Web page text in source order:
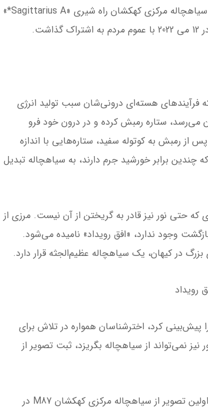
تلسکوپ «افق رویداد» موفق به ثبت اولین تصویر سیاهچاله مرکزی کهکشان راه شیری «Sagittarius A*»
فرآیندهای هسته‌ای درونی‌شان سبب تولید انرژی
ستاره رمبش کرده و در درون خود فرو
رمبش به کوتوله سفید، ستاره‌هایی با اندازه
چندین برابر خورشید جرم دارند، به سیاهچاله تبدیل
حتی نور نیز قادر به گریختن از آن نیست. مرزی از
وجود ندارد، «افق رویداد» نامیده می‌شود.
در کیهان، یک سیاهچاله عظیم‌الجثه قرار دارد.
رویداد
پیش‌بینی کرد، اخترشناسان همواره در تلاش برای
نمی‌تواند از سیاهچاله بگریزد، ثبت تصویر از
درنهایت در آپریل 2019 ستاره‌شناسان موفق شدند اولین تصویر از سیاهچاله مرکزی کهکشان M87 در